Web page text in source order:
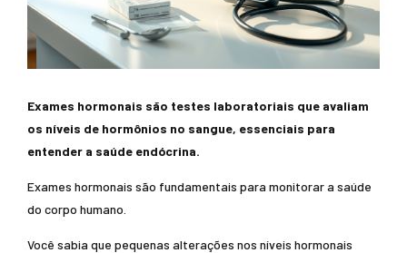
Exames hormonais são testes laboratoriais que avaliam
os níveis de hormônios no sangue, essenciais para
entender a saúde endócrina.
Exames hormonais são fundamentais para monitorar a saúde
do corpo humano.
Você sabia que pequenas alterações nos níveis hormonais